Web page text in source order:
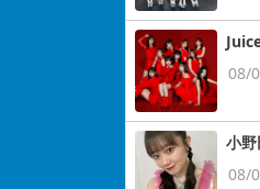
08/
小
08/